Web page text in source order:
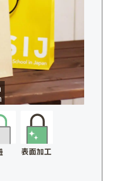
表面加工